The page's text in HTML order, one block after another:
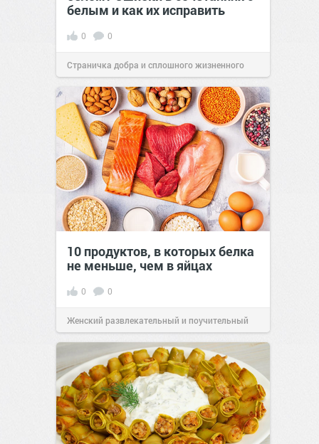
белым и как их исправить
0 0
Страничка добра и сплошного жизненного
позитива!00:29Сегодня
10 продуктов, в которых белка
не меньше, чем в яйцах
0 0
Женский развлекательный и поучительный
сайт.23:42Вчера